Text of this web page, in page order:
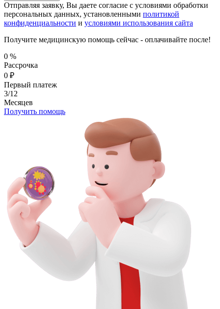
Отправляя заявку, Вы даете согласие с условиями обработки
персональных данных, установленными политикой
конфиденциальности и условиями использования сайта
Получите медицинскую помощь сейчас - оплачивайте после!
0 %
Рассрочка
0 ₽
Первый платеж
3/12
Месяцев
Получить помощь